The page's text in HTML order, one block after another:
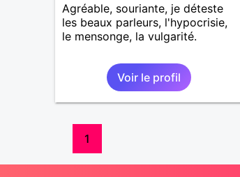
Agréable, souriante, je déteste
les beaux parleurs, l'hypocrisie,
le mensonge, la vulgarité.
Voir le profil
1